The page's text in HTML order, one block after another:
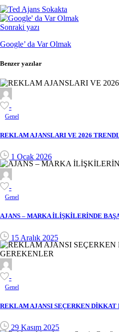
Sonraki yazı
Google’ da Var Olmak
Benzer yazılar
-
Genel
REKLAM AJANSLARI VE 2026
1 Ocak 2026
-
Genel
AJANS – MARKA İLİŞKİLERİNDE
15 Aralık 2025
-
Genel
REKLAM AJANSI SEÇERKEN
29 Kasım 2025